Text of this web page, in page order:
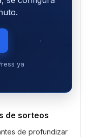
ya
de sorteos
de profundizar